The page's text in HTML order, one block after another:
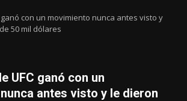
ganó con un movimiento nunca antes visto y
50 mil dólares
UFC ganó con un
antes visto y le dieron